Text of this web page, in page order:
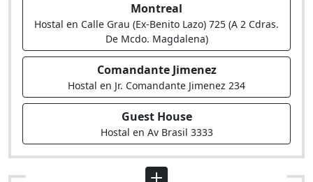
Montreal
Hostal en Calle Grau (Ex-Benito Lazo) 725 (A 2 Cdras.
De Mcdo. Magdalena)
Comandante Jimenez
Hostal en Jr. Comandante Jimenez 234
Guest House
Hostal en Av Brasil 3333